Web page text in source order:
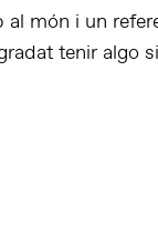
al món i un
tenir algo